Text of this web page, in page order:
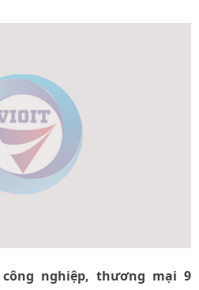
nghiệp, thương mại 9